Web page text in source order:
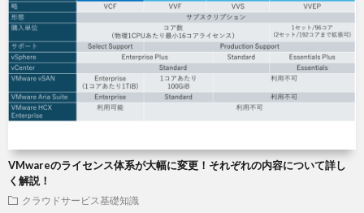
VMwareのライセンス体系が大幅に変更！それぞれの内容について詳し
く解説！
クラウドサービス基礎知識